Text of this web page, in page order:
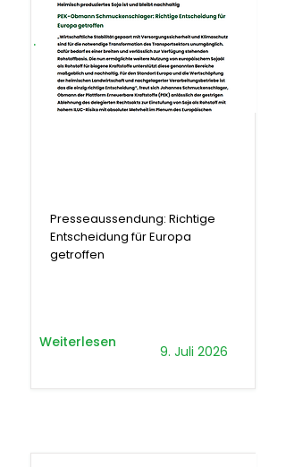
Presseaussendung: Richtige
Entscheidung für Europa
getroffen
.
Weiterlesen
9. Juli 2026